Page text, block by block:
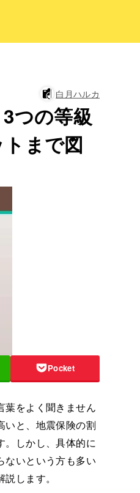
白月ハルカ
つの等級
まで図
Pocket
葉をよく聞きません
いと、地震保険の割
。しかし、具体的に
ないという方も多い
します。